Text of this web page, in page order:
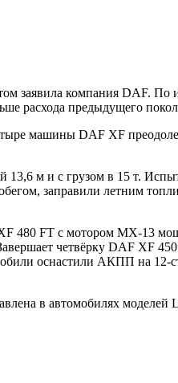
заявила компания DAF.
расхода предыдущего
машины DAF XF
м и с грузом в 15 т.
заправили летним
480 FT с мотором MX-13
четвёрку DAF XF
оснастили АКПП на 12-
в автомобилях моделей